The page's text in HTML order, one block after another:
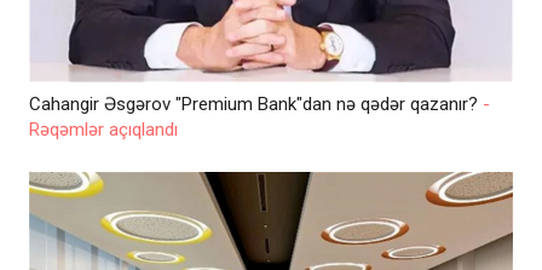
Cahangir Əsgərov "Premium Bank"dan nə qədər qazanır? -
Rəqəmlər açıqlandı